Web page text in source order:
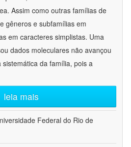
Assim como outras famílias de
gêneros e subfamílias em
em caracteres simplistas. Uma
dados moleculares não avançou
da família, pois a
leia mais
Federal do Rio de